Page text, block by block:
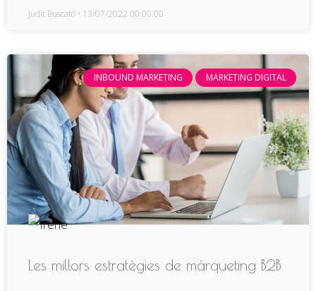
Judit Buscató 13/07/2022 00:00:00
INBOUND MARKETING MARKETING DIGITAL
Les millors estratègies de màrqueting B2B